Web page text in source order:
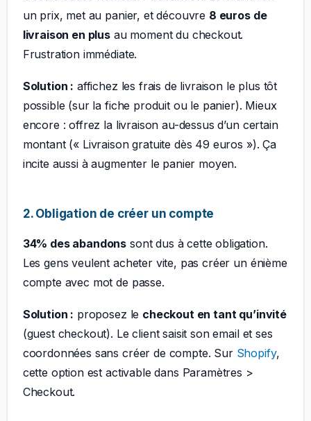
un prix, met au panier, et découvre 8 euros de
livraison en plus au moment du checkout.
Frustration immédiate.
Solution : affichez les frais de livraison le plus tôt
possible (sur la fiche produit ou le panier). Mieux
encore : offrez la livraison au-dessus d’un certain
montant (« Livraison gratuite dès 49 euros »). Ça
incite aussi à augmenter le panier moyen.
2. Obligation de créer un compte
34% des abandons sont dus à cette obligation.
Les gens veulent acheter vite, pas créer un énième
compte avec mot de passe.
Solution : proposez le checkout en tant qu’invité
(guest checkout). Le client saisit son email et ses
coordonnées sans créer de compte. Sur Shopify,
cette option est activable dans Paramètres >
Checkout.